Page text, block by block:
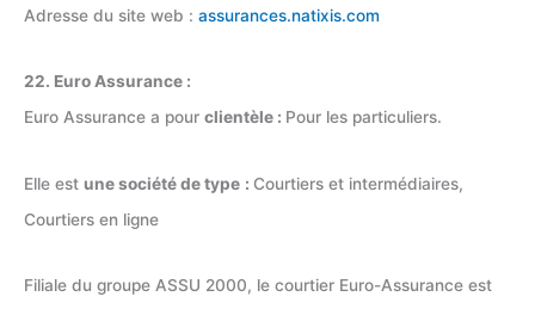
Adresse du site web : assurances.natixis.com
22. Euro Assurance :
Euro Assurance a pour clientèle : Pour les particuliers.
Elle est une société de type : Courtiers et intermédiaires,
Courtiers en ligne
Filiale du groupe ASSU 2000, le courtier Euro-Assurance est